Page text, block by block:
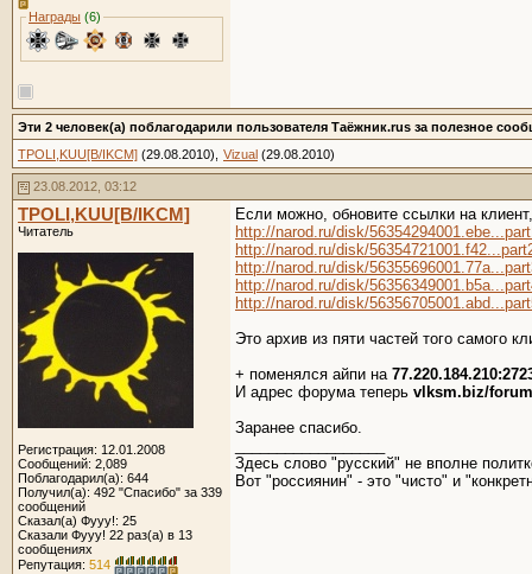
Награды (6)
Эти 2 человек(а) поблагодарили пользователя Таёжник.rus за полезное
TPOLI,KUU[B/IKCM] (29.08.2010), Vizual (29.08.2010)
23.08.2012, 03:12
TPOLI,KUU[B/IKCM]
Читатель
Регистрация: 12.01.2008
Сообщений: 2,089
Поблагодарил(а): 644
Получил(а): 492 "Спасибо" за 339
сообщений
Сказал(а) Фууу!: 25
Сказали Фууу! 22 раз(а) в 13
сообщениях
Репутация: 514
Если можно, обновите ссылки на
http://narod.ru/disk/
http://narod.ru/disk/
http://narod.ru/disk/
http://narod.ru/disk/
http://narod.ru/disk/
Это архив из пяти частей того самого
+ поменялся айпи на
И адрес форума теперь vlksm.biz/forum
Заранее спасибо.
Здесь слово "русский" не вполне
Вот "россиянин" - это "чисто" и